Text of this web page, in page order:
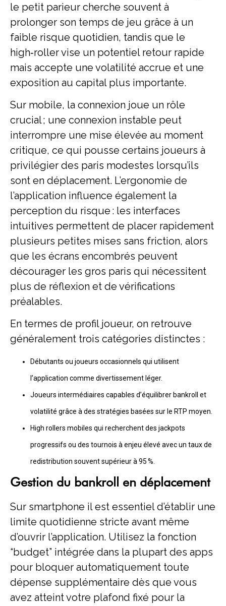
le petit parieur cherche souvent à
prolonger son temps de jeu grâce à un
faible risque quotidien, tandis que le
high‑roller vise un potentiel retour rapide
mais accepte une volatilité accrue et une
exposition au capital plus importante.
Sur mobile, la connexion joue un rôle
crucial ; une connexion instable peut
interrompre une mise élevée au moment
critique, ce qui pousse certains joueurs à
privilégier des paris modestes lorsqu’ils
sont en déplacement. L’ergonomie de
l’application influence également la
perception du risque : les interfaces
intuitives permettent de placer rapidement
plusieurs petites mises sans friction, alors
que les écrans encombrés peuvent
décourager les gros paris qui nécessitent
plus de réflexion et de vérifications
préalables.
En termes de profil joueur, on retrouve
généralement trois catégories distinctes :
Débutants ou joueurs occasionnels qui utilisent
l’application comme divertissement léger.
Joueurs intermédiaires capables d’équilibrer bankroll et
volatilité grâce à des stratégies basées sur le RTP moyen.
High rollers mobiles qui recherchent des jackpots
progressifs ou des tournois à enjeu élevé avec un taux de
redistribution souvent supérieur à 95 %.
Gestion du bankroll en déplacement
Sur smartphone il est essentiel d’établir une
limite quotidienne stricte avant même
d’ouvrir l’application. Utilisez la fonction
“budget” intégrée dans la plupart des apps
pour bloquer automatiquement toute
dépense supplémentaire dès que vous
avez atteint votre plafond fixé pour la